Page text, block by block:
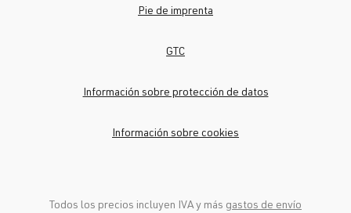
Todos los precios incluyen IVA y más gastos de envío
Pie de imprenta
GTC
Información sobre protección de datos
Información sobre cookies